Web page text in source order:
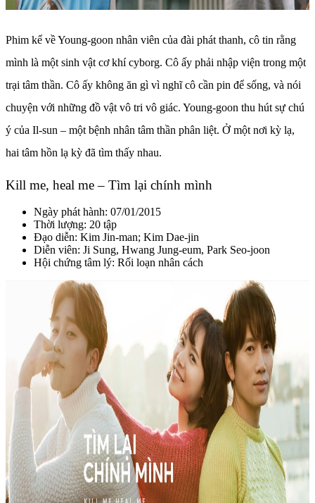
Phim kể về Young-goon nhân viên của đài phát thanh, cô tin rằng
mình là một sinh vật cơ khí cyborg. Cô ấy phải nhập viện trong một
trại tâm thần. Cô ấy không ăn gì vì nghĩ cô cần pin để sống, và nói
chuyện với những đồ vật vô tri vô giác. Young-goon thu hút sự chú
ý của Il-sun – một bệnh nhân tâm thần phân liệt. Ở một nơi kỳ lạ,
hai tâm hồn lạ kỳ đã tìm thấy nhau.
Kill me, heal me – Tìm lại chính mình
Ngày phát hành: 07/01/2015
Thời lượng: 20 tập
Đạo diễn: Kim Jin-man; Kim Dae-jin
Diễn viên: Ji Sung, Hwang Jung-eum, Park Seo-joon
Hội chứng tâm lý: Rối loạn nhân cách